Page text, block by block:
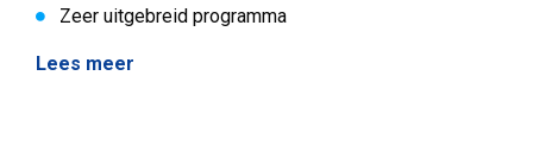
Zeer uitgebreid programma
Lees meer